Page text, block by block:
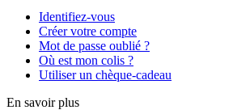
Identifiez-vous
Créer votre compte
Mot de passe oublié ?
Où est mon colis ?
Utiliser un chèque-cadeau
En savoir plus